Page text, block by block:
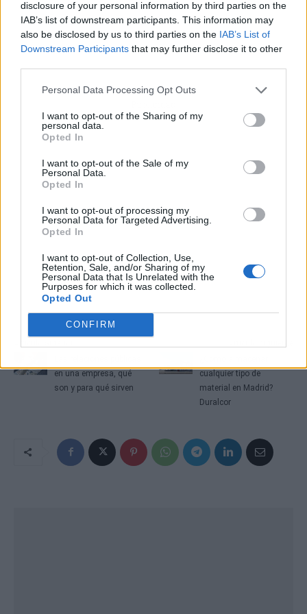
disclosure of your personal information by third parties on the
IAB’s list of downstream participants. This information may
also be disclosed by us to third parties on the IAB’s List of
Downstream Participants that may further disclose it to other
Personal Data Processing Opt Outs
I want to opt-out of the Sharing of my
personal data.
Opted In
I want to opt-out of the Sale of my
Personal Data.
Opted In
I want to opt-out of processing my
Personal Data for Targeted Advertising.
Opted In
I want to opt-out of Collection, Use,
Retention, Sale, and/or Sharing of my
Personal Data that Is Unrelated with the
Purposes for which it was collected.
Opted Out
CONFIRM
en una empresa, qué
son y para qué sirven
cualquier tipo de
material en Madrid?
Duralcor